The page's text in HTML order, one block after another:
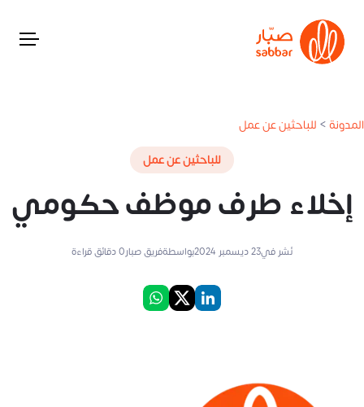
المدونة> للباحثين عن عمل
للباحثين عن عمل
إخلاء طرف موظف حكومي
نُشر في23 ديسمبر 2024 بواسطةفريق صبار0دقائق قراءة